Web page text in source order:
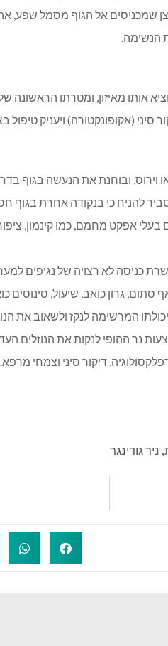
שמכניסים אל הגוף מסמל שפע,
הנשימה.
אותו מאיזון, ומטרתו
(אקופונקטורה) ויעניק טיפול
וירוס, ובוחנת את הנעשה בגוף
להניח כי בנקודה אחרת בגוף
אפקט מחמם, כמו קינמון,
כניסה לא רצויה של נגיפים
סתום, גרון כואב, שיעול, סינוסים
המרשימה לנקז ולשאוב את
נר ההופי לנקות את הנוזלים
דיקור סיני וצמחי מרפא.
, ניר גודינגר